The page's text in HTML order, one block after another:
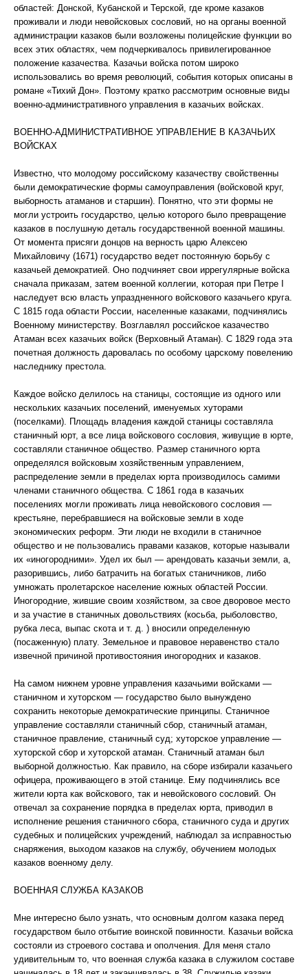
областей: Донской, Кубанской и Терской, где кроме казаков
проживали и люди невойсковых сословий, но на органы военной
администрации казаков были возложены полицейские функции во
всех этих областях, чем подчеркивалось привилегированное
положение казачества. Казачьи войска потом широко
использовались во время революций, события которых описаны в
романе «Тихий Дон». Поэтому кратко рассмотрим основные виды
военно-административного управления в казачьих войсках.
ВОЕННО-АДМИНИСТРАТИВНОЕ УПРАВЛЕНИЕ В КАЗАЧЬИХ
ВОЙСКАХ
Известно, что молодому российскому казачеству свойственны
были демократические формы самоуправления (войсковой круг,
выборность атаманов и старшин). Понятно, что эти формы не
могли устроить государство, целью которого было превращение
казаков в послушную деталь государственной военной машины.
От момента присяги донцов на верность царю Алексею
Михайловичу (1671) государство ведет постоянную борьбу с
казачьей демократией. Оно подчиняет свои иррегулярные войска
сначала приказам, затем военной коллегии, которая при Петре I
наследует всю власть упраздненного войскового казачьего круга.
С 1815 года области России, населенные казаками, подчинялись
Военному министерству. Возглавлял российское казачество
Атаман всех казачьих войск (Верховный Атаман). С 1829 года эта
почетная должность даровалась по особому царскому повелению
наследнику престола.
Каждое войско делилось на станицы, состоящие из одного или
нескольких казачьих поселений, именуемых хуторами
(поселками). Площадь владения каждой станицы составляла
станичный юрт, а все лица войскового сословия, живущие в юрте,
составляли станичное общество. Размер станичного юрта
определялся войсковым хозяйственным управлением,
распределение земли в пределах юрта производилось самими
членами станичного общества. С 1861 года в казачьих
поселениях могли проживать лица невойскового сословия —
крестьяне, перебравшиеся на войсковые земли в ходе
экономических реформ. Эти люди не входили в станичное
общество и не пользовались правами казаков, которые называли
их «иногородними». Удел их был — арендовать казачьи земли, а,
разорившись, либо батрачить на богатых станичников, либо
умножать пролетарское население южных областей России.
Иногородние, жившие своим хозяйством, за свое дворовое место
и за участие в станичных довольствиях (косьба, рыболовство,
рубка леса, выпас скота и т. д. ) вносили определенную
(посаженную) плату. Земельное и правовое неравенство стало
извечной причиной противостояния иногородних и казаков.
На самом нижнем уровне управления казачьими войсками —
станичном и хуторском — государство было вынуждено
сохранить некоторые демократические принципы. Станичное
управление составляли станичный сбор, станичный атаман,
станичное правление, станичный суд; хуторское управление —
хуторской сбор и хуторской атаман. Станичный атаман был
выборной должностью. Как правило, на сборе избирали казачьего
офицера, проживающего в этой станице. Ему подчинялись все
жители юрта как войскового, так и невойскового сословий. Он
отвечал за сохранение порядка в пределах юрта, приводил в
исполнение решения станичного сбора, станичного суда и других
судебных и полицейских учреждений, наблюдал за исправностью
снаряжения, выходом казаков на службу, обучением молодых
казаков военному делу.
ВОЕННАЯ СЛУЖБА КАЗАКОВ
Мне интересно было узнать, что основным долгом казака перед
государством было отбытие воинской повинности. Казачьи войска
состояли из строевого состава и ополчения. Для меня стало
удивительным то, что военная служба казака в служилом составе